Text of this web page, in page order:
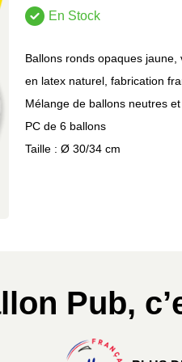
En Stock
Ballons ronds opaques jaune,
en latex naturel, fabrication
Mélange de ballons neutres et
PC de 6 ballons
Taille : Ø 30/34 cm
Pub,